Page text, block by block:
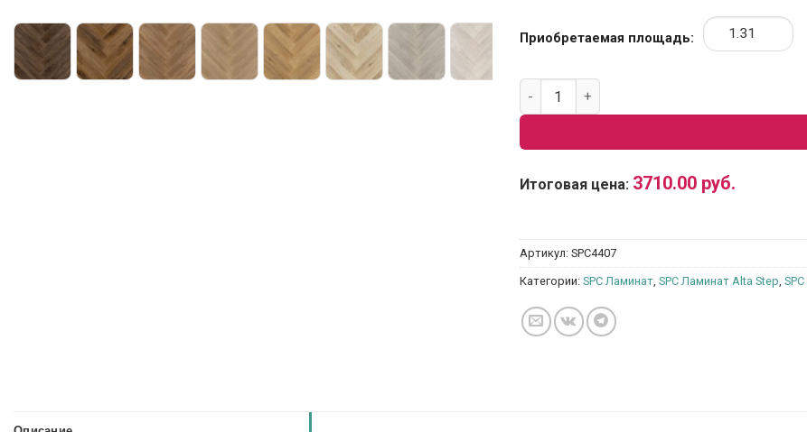
Приобретаемая площадь:
Количество товара SPC ламинат Alta Step
Итоговая цена: 3710.00 руб.
Артикул: SPC4407
Категории: SPC Ламинат SPC Ламинат Alta Step